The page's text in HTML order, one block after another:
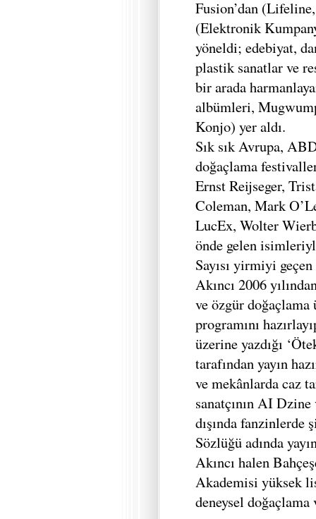
Fusion’dan
(Elektronik
yöneldi; edebiyat,
plastik sanatlar ve
bir arada
albümleri,
Konjo) yer aldı.
Sık sık Avrupa,
doğaçlama
Ernst Reijseger,
Coleman, Mark
LucEx, Wolter
önde gelen
Sayısı yirmiyi
Akıncı 2006
ve özgür
programını
üzerine yazdığı
tarafından yayın
ve mekânlarda caz
sanatçının AI
dışında fanzinlerde
Sözlüğü adında
Akıncı halen
Akademisi yüksek
deneysel